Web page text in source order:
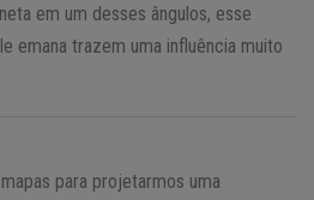
em um desses ângulos, esse
emana trazem uma influência muito
para projetarmos uma